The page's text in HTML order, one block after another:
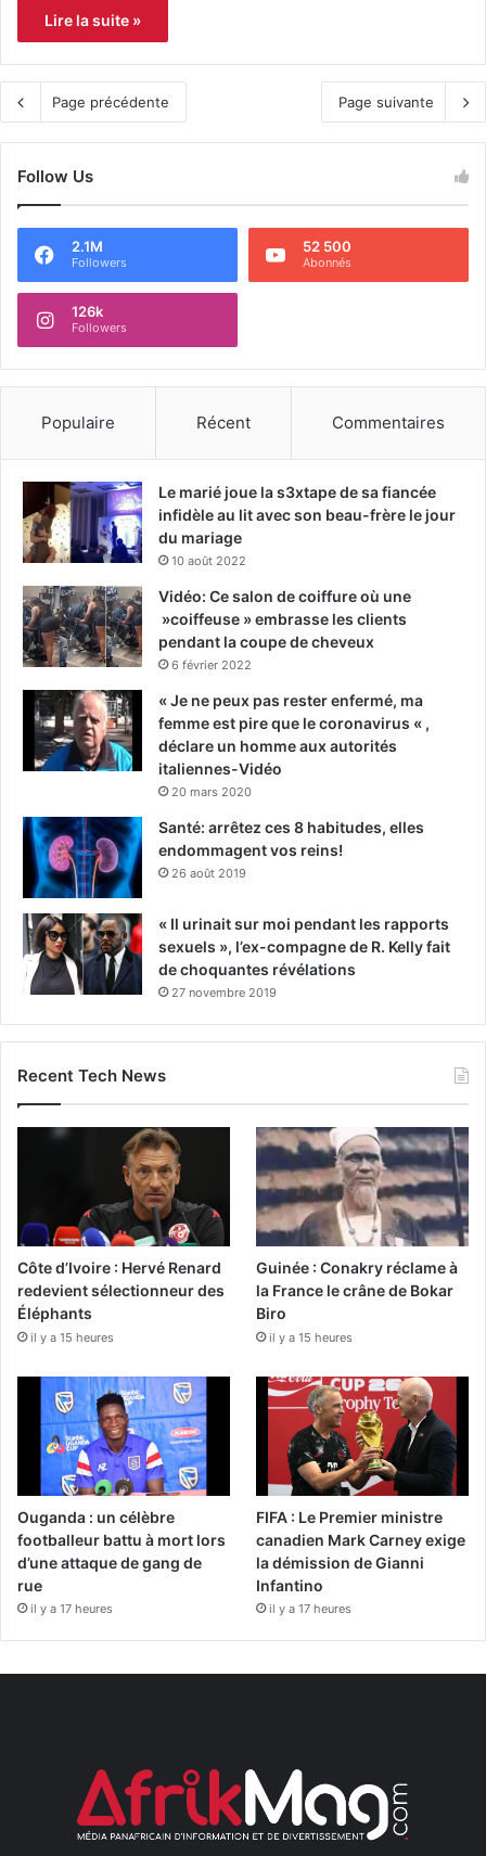
Lire la suite »
Page précédente Page suivante
Follow Us
2.1M
Followers
52 500
Abonnés
126k
Followers
Populaire Récent Commentaires
Le marié joue la s3xtape de sa fiancée
infidèle au lit avec son beau-frère le jour
du mariage
10 août 2022
Vidéo: Ce salon de coiffure où une
»coiffeuse » embrasse les clients
pendant la coupe de cheveux
6 février 2022
« Je ne peux pas rester enfermé, ma
femme est pire que le coronavirus « ,
déclare un homme aux autorités
italiennes-Vidéo
20 mars 2020
Santé: arrêtez ces 8 habitudes, elles
endommagent vos reins!
26 août 2019
« Il urinait sur moi pendant les rapports
sexuels », l’ex-compagne de R. Kelly fait
de choquantes révélations
27 novembre 2019
Recent Tech News
Côte d’Ivoire : Hervé Renard
redevient sélectionneur des
Éléphants
il y a 15 heures
Guinée : Conakry réclame à
la France le crâne de Bokar
Biro
il y a 15 heures
Ouganda : un célèbre
footballeur battu à mort lors
d’une attaque de gang de
rue
il y a 17 heures
FIFA : Le Premier ministre
canadien Mark Carney exige
la démission de Gianni
Infantino
il y a 17 heures